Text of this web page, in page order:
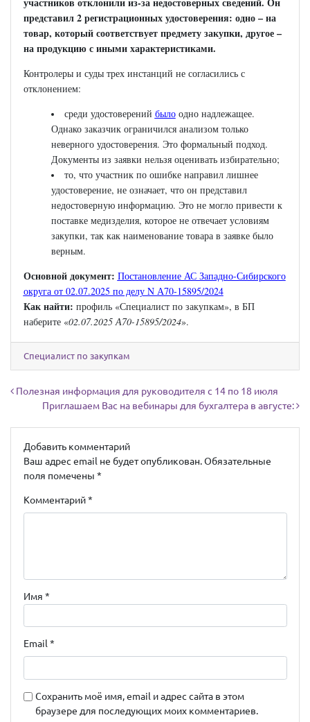
представил 2 регистрационных удостоверения: одно – на
товар, который соответствует предмету закупки, другое –
на продукцию с иными характеристиками.
Контролеры и суды трех инстанций не согласились с
отклонением:
среди удостоверений былоодно надлежащее.
Однако заказчик ограничился анализом только
неверного удостоверения. Это формальный подход.
Документы из заявки нельзя оценивать избирательно;
то, что участник по ошибке направил лишнее
удостоверение, не означает, что он представил
недостоверную информацию. Это не могло привести к
поставке медизделия, которое не отвечает условиям
закупки, так как наименование товара в заявке было
верным.
Основной документ: Постановление АС Западно-Сибирского
округа от 02.07.2025 по делу N А70-15895/2024
Как найти: профиль «Специалист по закупкам», в БП
наберите «02.07.2025 А70-15895/2024».
Специалист по закупкам
Навигация по записям
Полезная информация для руководителя с 14 по 18 июля
Приглашаем Вас на вебинары для бухгалтера в августе:
Добавить комментарий
Ваш адрес email не будет опубликован. Обязательные
поля помечены *
Комментарий*
Имя *
Email*
Сохранить моё имя, email и адрес сайта в этом
браузере для последующих моих комментариев.